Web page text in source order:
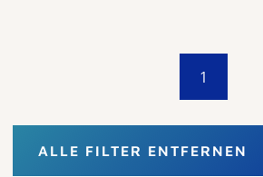
1
ALLE FILTER ENTFERNEN